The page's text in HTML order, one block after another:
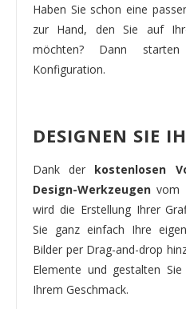
Haben Sie schon eine
zur Hand, den Sie auf
möchten? Dann
Konfiguration.
DESIGNEN SIE
Dank der kostenlosen
Design-Werkzeugen vom
wird die Erstellung Ihrer
Sie ganz einfach Ihre
Bilder per Drag-and-drop
Elemente und gestalten
Ihrem Geschmack.